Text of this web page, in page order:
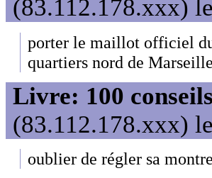
(83.112.178.xxx)
porter le maillot officiel
quartiers nord de
Livre: 100
(83.112.178.xxx)
oublier de régler sa